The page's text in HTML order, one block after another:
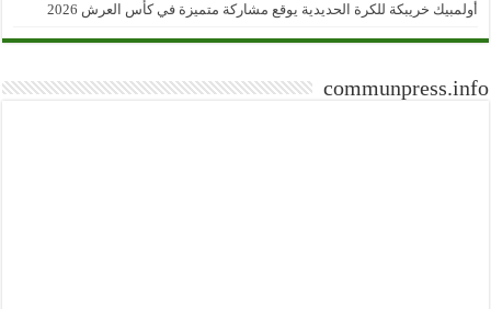
أولمبيك خريبكة للكرة الحديدية يوقع مشاركة متميزة في كأس العرش 2026
communpress.info